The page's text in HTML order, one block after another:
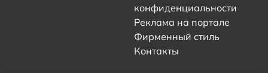
конфиденциальности
Реклама на портале
Фирменный стиль
Контакты